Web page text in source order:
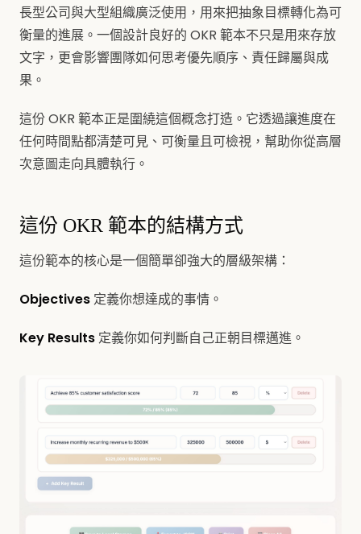
長型公司與大型組織廣泛使用，用來把抽象目標轉化為可
衡量的進展。一個設計良好的 OKR 範本不只是用來存放
文字，更會影響團隊如何思考優先順序、責任歸屬與成
果。
這份 OKR 範本正是圍繞這個概念打造。它透過讓進度在
任何時間點都清楚可見、可衡量且可檢視，幫助你從高層
次意圖走向具體執行。
這份 OKR 範本的結構方式
這份範本的核心是一個簡單卻強大的層級架構：
Objectives定義你想達成的事情。
Key Results定義你如何判斷自己正朝目標邁進。